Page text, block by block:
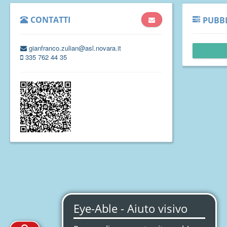
CONTATTI
gianfranco.zulian@asl.novara.it
335 762 44 35